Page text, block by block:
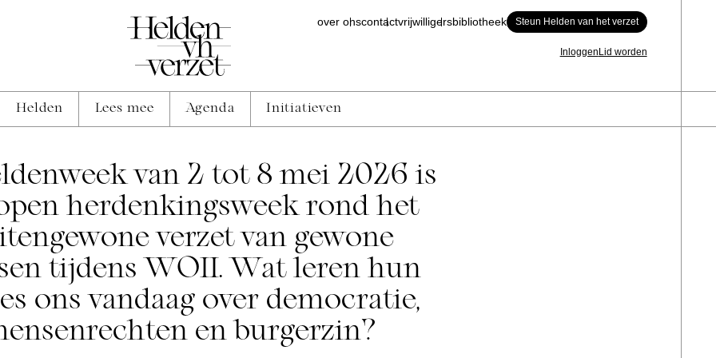
over onscontactvrijwilligersbibliotheek Steun Helden van het verzet
InloggenLid worden
Helden Lees mee Agenda Initiatieven
van 2 tot 8 mei 2026 is
herdenkingsweek rond het
verzet van gewone
tijdens WOII. Wat leren hun
ons vandaag over democratie,
en burgerzin?